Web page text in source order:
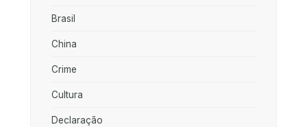
Brasil
China
Crime
Cultura
Declaração